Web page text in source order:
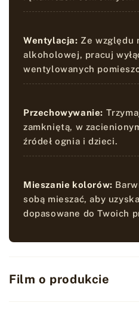
Wentylacja: Ze względu
alkoholowej, pracuj
wentylowanych
Przechowywanie:
zamkniętą, w
źródeł ognia i dzieci.
Mieszanie kolorów:
sobą mieszać, aby
dopasowane do Twoich
Film o produkcie